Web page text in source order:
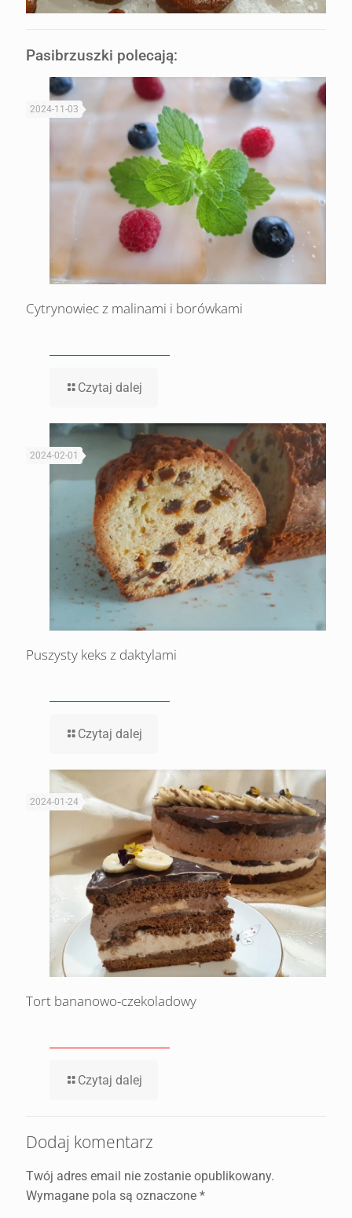
Pasibrzuszki polecają:
2024-11-03
Cytrynowiec z malinami i borówkami
Czytaj dalej
2024-02-01
Puszysty keks z daktylami
Czytaj dalej
2024-01-24
Tort bananowo-czekoladowy
Czytaj dalej
Dodaj komentarz
Twój adres email nie zostanie opublikowany.
Wymagane pola są oznaczone *